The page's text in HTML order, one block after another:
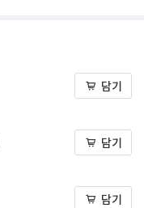
담기
담기
담기